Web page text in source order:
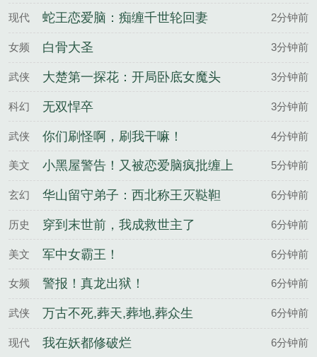
现代 蛇王恋爱脑：痴缠千世轮回妻 2分钟前
女频 白骨大圣 3分钟前
武侠 大楚第一探花：开局卧底女魔头 3分钟前
科幻 无双悍卒 3分钟前
武侠 你们刷怪啊，刷我干嘛！ 4分钟前
美文 小黑屋警告！又被恋爱脑疯批缠上 5分钟前
玄幻 华山留守弟子：西北称王灭鞑靼 6分钟前
历史 穿到末世前，我成救世主了 6分钟前
美文 军中女霸王！ 6分钟前
女频 警报！真龙出狱！ 6分钟前
武侠 万古不死,葬天,葬地,葬众生 6分钟前
现代 我在妖都修破烂 6分钟前